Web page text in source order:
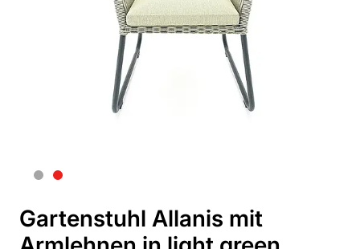
Gartenstuhl Allanis mit